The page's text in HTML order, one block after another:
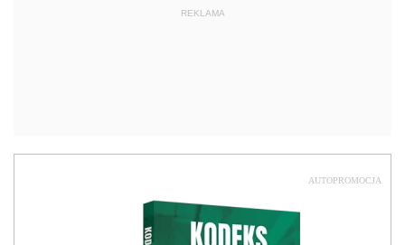
REKLAMA
AUTOPROMOCJA